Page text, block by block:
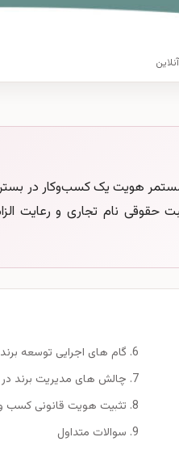
هویت یک کسب‌وکار در
حقوقی نام تجاری و رعایت
گام های اجرایی توسعه
چالش های مدیریت برند
تثبیت هویت قانونی کسب
سوالات متداول